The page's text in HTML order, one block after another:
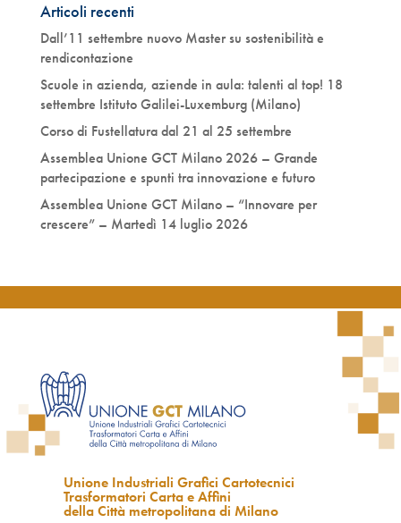
Articoli recenti
Dall’11 settembre nuovo Master su sostenibilità e
rendicontazione
Scuole in azienda, aziende in aula: talenti al top! 18
settembre Istituto Galilei-Luxemburg (Milano)
Corso di Fustellatura dal 21 al 25 settembre
Assemblea Unione GCT Milano 2026 – Grande
partecipazione e spunti tra innovazione e futuro
Assemblea Unione GCT Milano – “Innovare per
crescere” – Martedì 14 luglio 2026
Unione Industriali Grafici Cartotecnici
Trasformatori Carta e Affini
della Città metropolitana di Milano